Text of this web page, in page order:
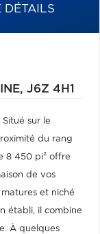
DÉTAILS
J6Z 4H1
sur le
du rang
8 450 pi² offre
de vos
et niché
établi, il combine
À quelques